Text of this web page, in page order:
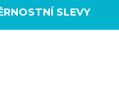
SLEVY